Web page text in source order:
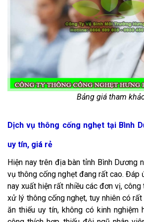
Bảng giá tham
Dịch vụ thông cống nghẹt tại Bình
uy tín, giá rẻ
Hiện nay trên địa bàn tỉnh Bình Dương
vụ thông cống nghẹt đang rất cao. Đáp
nay xuất hiện rất nhiều các đơn vị,
xử lý thông cống nghẹt, tuy nhiên có
ăn thiếu uy tín, không có kinh nghiệm